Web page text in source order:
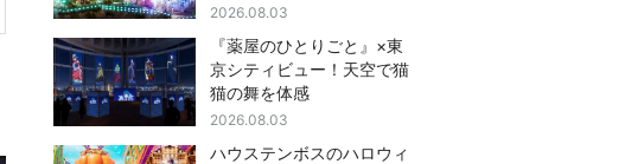
2026.08.03
『薬屋のひとりごと』×東
京シティビュー！天空で猫
猫の舞を体感
2026.08.03
ハウステンボスのハロウィ